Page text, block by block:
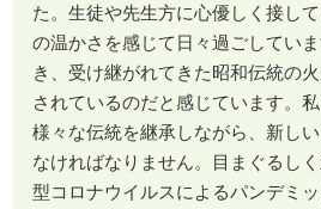
た。生徒や先生方に心優しく接し
の温かさを感じて日々過ごしてい
き、受け継がれてきた昭和伝統の
されているのだと感じています。
様々な伝統を継承しながら、新し
なければなりません。目まぐるし
型コロナウイルスによるパンデミ